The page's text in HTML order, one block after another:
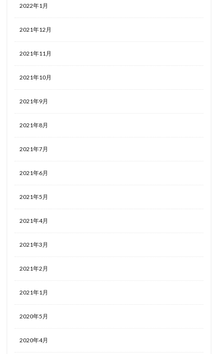
2022年1月
2021年12月
2021年11月
2021年10月
2021年9月
2021年8月
2021年7月
2021年6月
2021年5月
2021年4月
2021年3月
2021年2月
2021年1月
2020年5月
2020年4月